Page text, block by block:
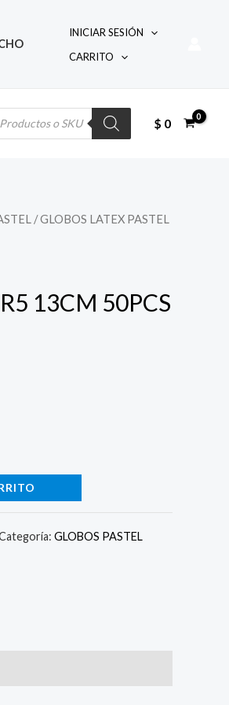
INICIAR SESIÓN
CARRITO
$ 0
/ GLOBOS LATEX PASTEL
13CM 50PCS
GLOBOS PASTEL